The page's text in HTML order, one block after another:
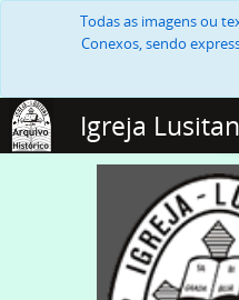
Todas as imagens ou
Conexos, sendo
Igreja